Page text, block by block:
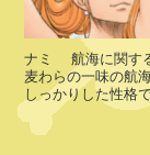
ー
ブ
ラ
ナミ 航海に関する豊富な知識と天候を読む天賦の才で船を導く、
麦わらの一味の航
しっかりした性格
役にもなっている